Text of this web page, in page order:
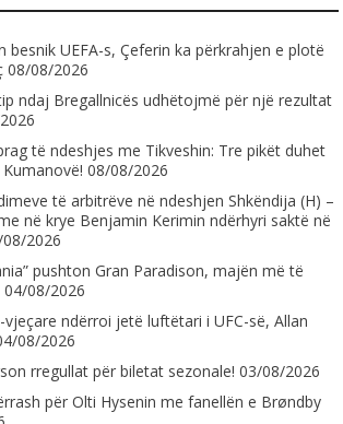
besnik UEFA-s, Çeferin ka përkrahjen e plotë
08/08/2026
ndaj Bregallnicës udhëtojmë për një rezultat
të ndeshjes me Tikveshin: Tre pikët duhet
08/08/2026
të arbitrëve në ndeshjen Shkëndija (H) –
në krye Benjamin Kerimin ndërhyri saktë në
2026
pushton Gran Paradison, majën më të
04/08/2026
ndërroi jetë luftëtari i UFC-së, Allan
08/2026
rregullat për biletat sezonale! 03/08/2026
për Olti Hysenin me fanellën e Brøndby